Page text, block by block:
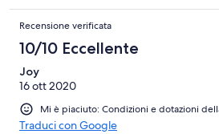
Recensione verificata
10/10 Eccellente
Joy
16 ott 2020
Mi è piaciuto: Condizioni e dotazioni
Traduci con Google